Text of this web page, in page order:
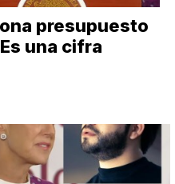
presupuesto
una cifra